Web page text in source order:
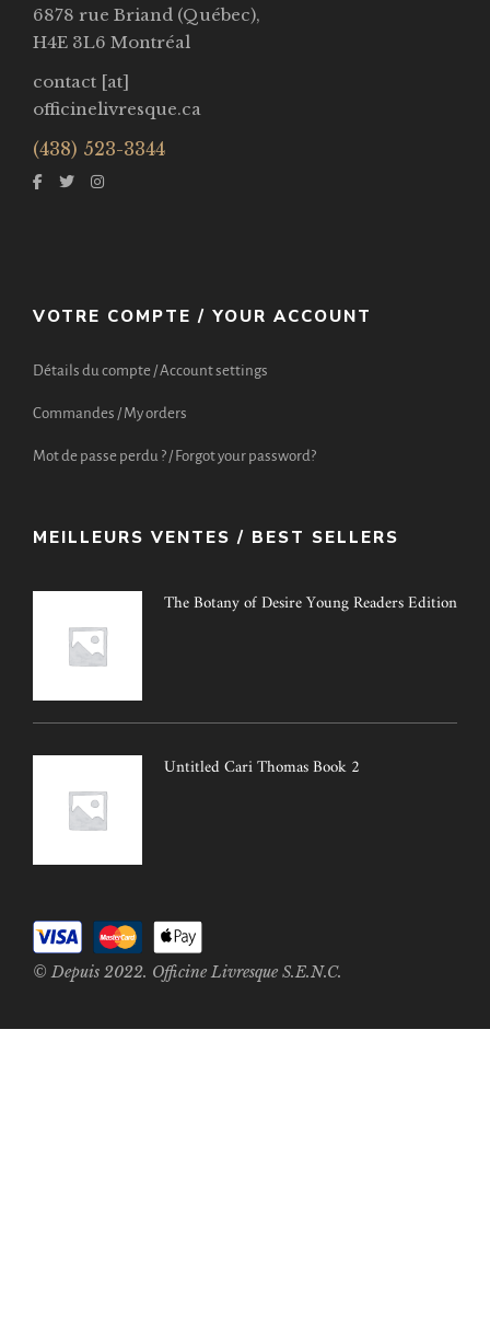
6878 rue Briand (Québec),
H4E 3L6 Montréal
contact [at]
officinelivresque.ca
(438) 523-3344
VOTRE COMPTE / YOUR ACCOUNT
Détails du compte / Account settings
Commandes / My orders
Mot de passe perdu ? / Forgot your password?
MEILLEURS VENTES / BEST SELLERS
The Botany of Desire Young Readers Edition
Untitled Cari Thomas Book 2
© Depuis 2022. Officine Livresque S.E.N.C.